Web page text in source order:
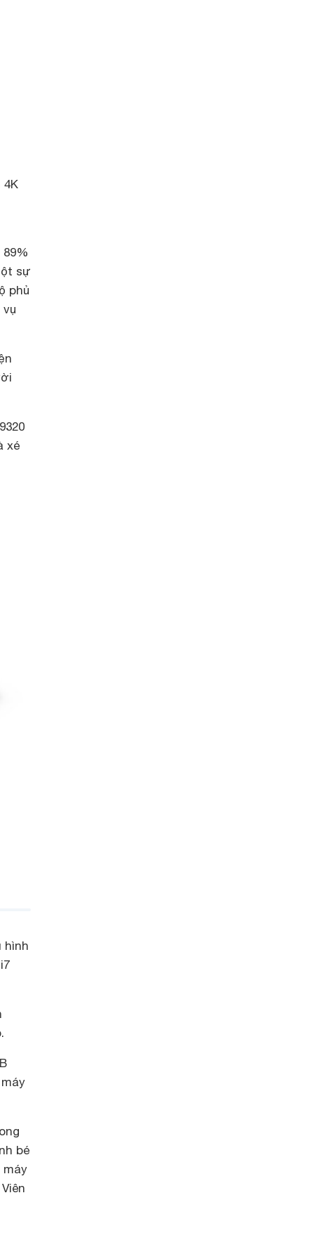
4K
sự
phủ
9320
xé
hình
bé
máy